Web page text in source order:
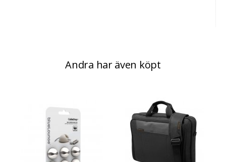
Andra har även köpt